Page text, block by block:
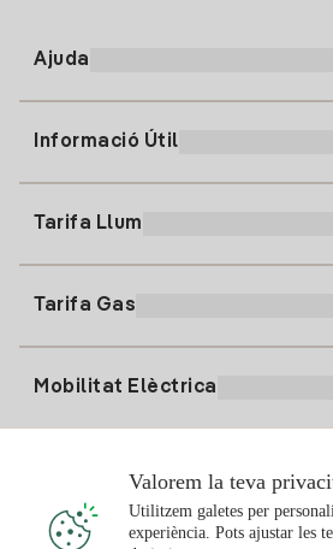
Ajuda
91 919 52 73
clientes@tuiberdrola.es
Informació Útil
Alta Gas
Tarifa Llum
Tarifa Gas
Mobilitat Elèctrica
Punts de Recàrrega
Valorem la teva
Utilitzem galetes per
experiència. Pots ajustar les